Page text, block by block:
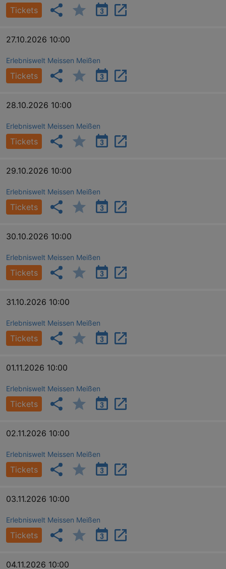
Tickets
27.10.2026 10:00
Erlebniswelt Meissen Meißen
Tickets
28.10.2026 10:00
Erlebniswelt Meissen Meißen
Tickets
29.10.2026 10:00
Erlebniswelt Meissen Meißen
Tickets
30.10.2026 10:00
Erlebniswelt Meissen Meißen
Tickets
31.10.2026 10:00
Erlebniswelt Meissen Meißen
Tickets
01.11.2026 10:00
Erlebniswelt Meissen Meißen
Tickets
02.11.2026 10:00
Erlebniswelt Meissen Meißen
Tickets
03.11.2026 10:00
Erlebniswelt Meissen Meißen
Tickets
04.11.2026 10:00